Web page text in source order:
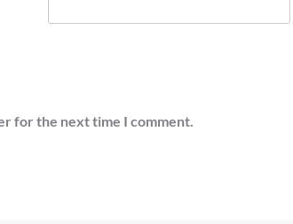
for the next time I comment.